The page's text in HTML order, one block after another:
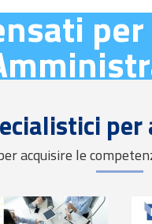
acquisire le